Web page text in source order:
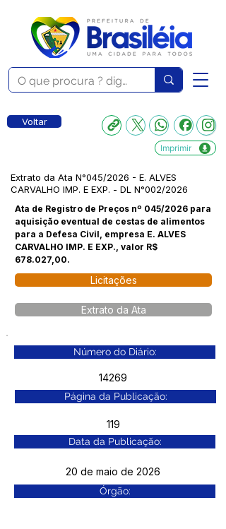
Voltar
Imprimir
Extrato da Ata N°045/2026 - E. ALVES
CARVALHO IMP. E EXP. - DL N°002/2026
Ata de Registro de Preços nº 045/2026 para
aquisição eventual de cestas de alimentos
para a Defesa Civil, empresa E. ALVES
CARVALHO IMP. E EXP., valor R$
678.027,00.
Licitações
Extrato da Ata
Número do Diário:
14269
Página da Publicação:
119
Data da Publicação:
20 de maio de 2026
Órgão: